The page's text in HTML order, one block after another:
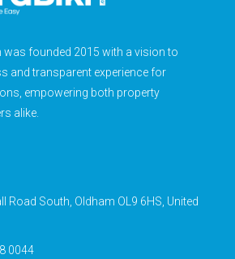
was founded 2015 with a vision to
and transparent experience for
empowering both property
alike.
Road South, Oldham OL9 6HS, United
0044